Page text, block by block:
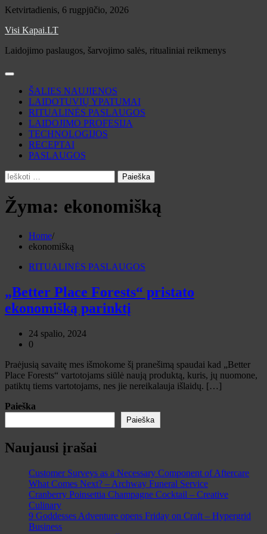
Skip
content
Ketvirtadienis, 6 rugpjūčio, 2026
Visi Kapai.LT
Laidojimo paslaugos, šarvojimo salės, ritualiniai reikmenys
ŠALIES NAUJIENOS
LAIDOTUVIŲ YPATUMAI
RITUALINĖS PASLAUGOS
LAIDOJIMO PROFESIJA
TECHNOLOGIJOS
RECEPTAI
PASLAUGOS
Ieškoti:
Žyma: ekonomišką
Home
ekonomišką
RITUALINĖS PASLAUGOS
„Better Place Forests“ pristato
ekonomišką parinktį
24 spalio, 2024
0
Praėjusią savaitę mes išmokome šį pranešimą spaudai kad „Better
Place Forests“ vartotojams siūlė naują produktą, kuris, jų nuomone,
patiktų tiems vartotojams, nes jie nereikalauja išlaidų. […]
Paieška
Paieška
Naujausi įrašai
Customer Surveys as a Necessary Component of Aftercare
What Comes Next? – Archway Funeral Service
Cranberry Poinsettia Champagne Cocktail – Creative
Culinary
9 Goddesses Adventure opens Friday on Craft – Hypergrid
Business